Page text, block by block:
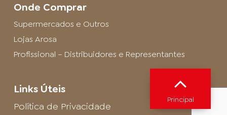
Onde Comprar
Supermercados e Outros
Lojas Arosa
Profissional – Distribuidores e Representantes
Links Úteis
Política de Privacidade
Principal